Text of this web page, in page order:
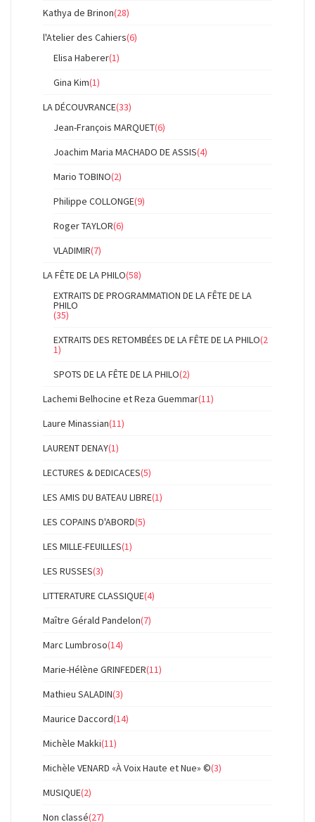
Kathya de Brinon(28)
l'Atelier des Cahiers(6)
Elisa Haberer(1)
Gina Kim(1)
LA DÉCOUVRANCE(33)
Jean-François MARQUET(6)
Joachim Maria MACHADO DE ASSIS(4)
Mario TOBINO(2)
Philippe COLLONGE(9)
Roger TAYLOR(6)
VLADIMIR(7)
LA FÊTE DE LA PHILO(58)
EXTRAITS DE PROGRAMMATION DE LA FÊTE DE LA
PHILO
(35)
EXTRAITS DES RETOMBÉES DE LA FÊTE DE LA PHILO(2
1)
SPOTS DE LA FÊTE DE LA PHILO(2)
Lachemi Belhocine et Reza Guemmar(11)
Laure Minassian(11)
LAURENT DENAY(1)
LECTURES & DEDICACES(5)
LES AMIS DU BATEAU LIBRE(1)
LES COPAINS D'ABORD(5)
LES MILLE-FEUILLES(1)
LES RUSSES(3)
LITTERATURE CLASSIQUE(4)
Maître Gérald Pandelon(7)
Marc Lumbroso(14)
Marie-Hélène GRINFEDER(11)
Mathieu SALADIN(3)
Maurice Daccord(14)
Michèle Makki(11)
Michèle VENARD «À Voix Haute et Nue» ©(3)
MUSIQUE(2)
Non classé(27)